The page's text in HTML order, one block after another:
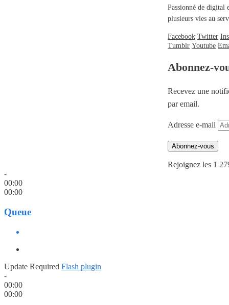
Passionné de digital
plusieurs vies au
Facebook Twitter
Tumblr Youtube
Abonnez-
Recevez une
par email.
Adresse e-mail
Abonnez-vous
Rejoignez les 1
-
00:00
00:00
Queue
Update Required Flash plugin
-
00:00
00:00